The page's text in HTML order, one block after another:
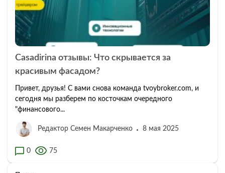
Casadirina отзывы: Что скрывается за
красивым фасадом?
Привет, друзья! С вами снова команда tvoybroker.com, и
сегодня мы разберем по косточкам очередного
"финансового...
Редактор Семен Макарченко 8 мая 2025
0 75